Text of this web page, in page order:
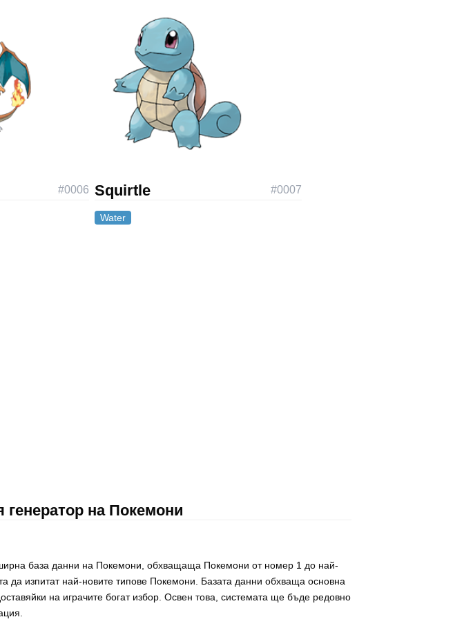
#0006 Squirtle #0007
Water
на Покемони
база данни на Покемони, обхващаща Покемони от номер 1 до най-
да изпитат най-новите типове Покемони. Базата данни обхваща основна
на играчите богат избор. Освен това, системата ще бъде редовно